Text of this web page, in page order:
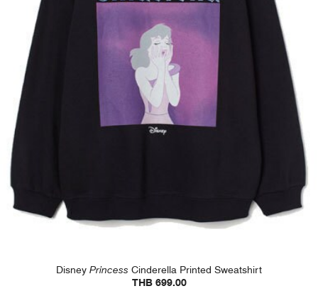
DisneyPrincess Cinderella Printed Sweatshirt
THB 699.00